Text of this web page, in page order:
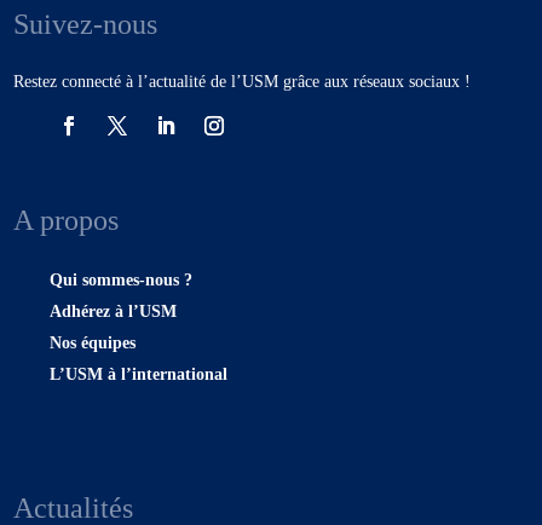
Suivez-nous
Restez connecté à l’actualité de l’USM grâce aux réseaux sociaux !
A propos
Qui sommes-nous ?
Adhérez à l’USM
Nos équipes
L’USM à l’international
Actualités